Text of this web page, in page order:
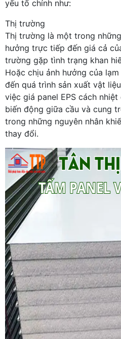
yếu tố chính như:
Thị trường
Thị trường là một trong
hưởng trực tiếp đến giá cả
trường gặp tình trạng khan
Hoặc chịu ảnh hưởng của
đến quá trình sản xuất vật
việc giá panel EPS cách
biến động giữa cầu và cung
trong những nguyên nhân
thay đổi.